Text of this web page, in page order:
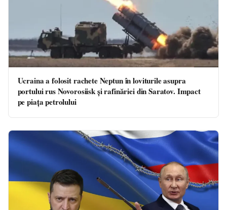
Ucraina a folosit rachete Neptun în loviturile asupra
portului rus Novorosiisk și rafinăriei din Saratov. Impact
pe piața petrolului